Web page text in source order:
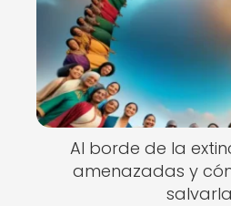
Al borde de la
amenazadas y